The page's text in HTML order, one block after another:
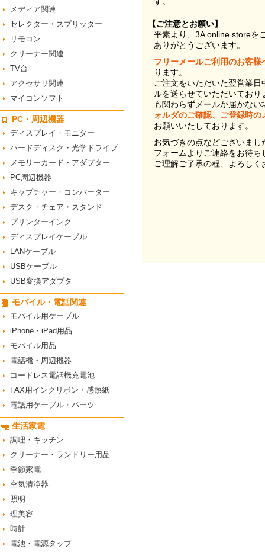
【ご注意とお願い】
平素より、3A online storeを
ありがとうございます。
フリーメールご利用のお客様
ります。
ご注文をいただいた翌営業
ルを送らせていただいてお
も関わらずメールが届かない
ォルダのご確認、ご登録時
お願いいたしております。
お気づきの点などございま
フォームよりご連絡をお待ち
ご理解ご了承の程、よろし
メディア関連
セレクター・スプリッター
リモコン
クリーナー関連
TV台
アクセサリ関連
マイコンソフト
PC・周辺機器
ディスプレイ・モニター
ハードディスク・光学ドライブ
メモリーカード・アダプター
PC周辺機器
キャプチャー・コンバーター
デスク・チェア・スタンド
プリンターインク
ディスプレイケーブル
LANケーブル
USBケーブル
USB変換アダプタ
モバイル・電話関連
モバイル用ケーブル
iPhone・iPad用品
モバイル用品
電話機・周辺機器
コードレス電話機充電池
FAX用インクリボン・感熱紙
電話用ケーブル・パーツ
生活家電
調理・キッチン
クリーナー・ランドリー用品
季節家電
空気清浄器
照明
理美容
時計
電池・電源タップ